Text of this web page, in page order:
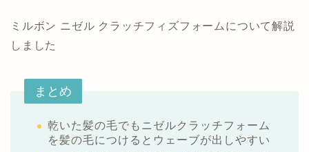
ミルボン ニゼル クラッチフィズフォームについて解説
しました
まとめ
乾いた髪の毛でもニゼルクラッチフォーム
を髪の毛につけるとウェーブが出しやすい